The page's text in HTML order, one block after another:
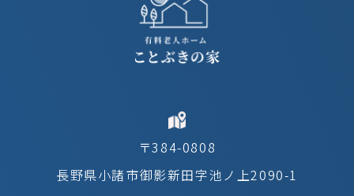
〒384-0808
長野県小諸市御影新田字池ノ上2090-1